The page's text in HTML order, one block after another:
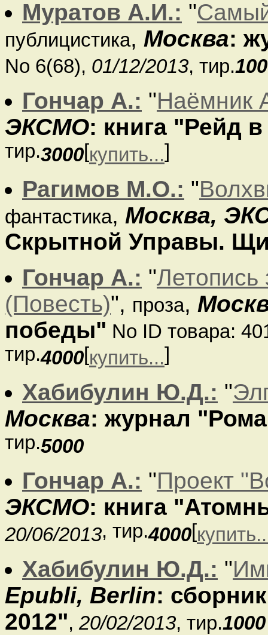
Муратов А.И.: "
публицистика, Москва:
No 6(68), 01/12/2013, тир.
Гончар А.: "Наёмник
ЭКСМО: книга "Рейд
тир.3000[купить...]
Рагимов М.О.: "
фантастика, Москва,
Скрытной Управы.
Гончар А.: "Летопись
(Повесть)", проза,
победы" No ID товара:
тир.4000[купить...]
Хабибулин Ю.Д.: "
Москва: журнал
тир.5000
Гончар А.: "Проект
ЭКСМО: книга
20/06/2013, тир.4000[
Хабибулин Ю.Д.: "
Epubli, Berlin:
2012", 20/02/2013, тир.1000